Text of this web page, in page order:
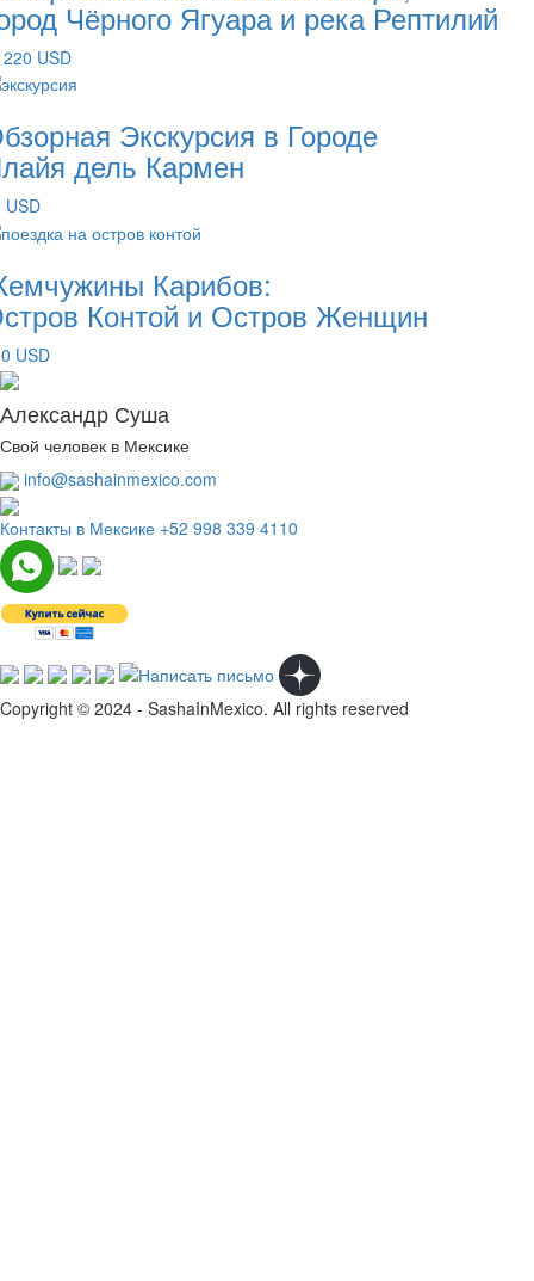
Чёрного Ягуара и река Рептилий
220 USD
Экскурсия в Городе
дель Кармен
USD
Карибов:
Контой и Остров Женщин
USD
Александр Суша
Свой человек в Мексике
info@sashainmexico.com
Контакты в Мексике +52 998 339 4110
Copyright © 2024 - SashaInMexico. All rights reserved